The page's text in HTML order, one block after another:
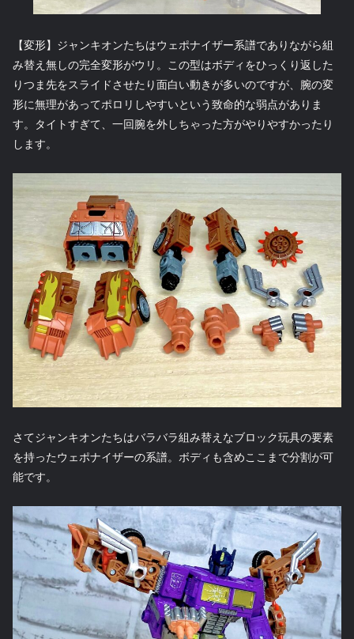
【変形】ジャンキオンたちはウェポナイザー系譜でありながら組
み替え無しの完全変形がウリ。この型はボディをひっくり返した
りつま先をスライドさせたり面白い動きが多いのですが、腕の変
形に無理があってポロリしやすいという致命的な弱点がありま
す。タイトすぎて、一回腕を外しちゃった方がやりやすかったり
します。
さてジャンキオンたちはバラバラ組み替えなブロック玩具の要素
を持ったウェポナイザーの系譜。ボディも含めここまで分割が可
能です。